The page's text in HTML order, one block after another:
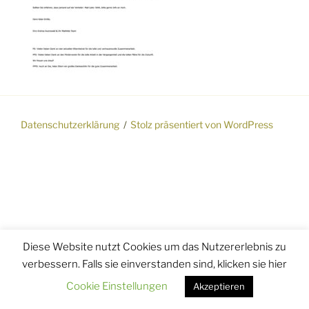
Datenschutzerklärung Stolz präsentiert von WordPress
Diese Website nutzt Cookies um das Nutzererlebnis zu
verbessern. Falls sie einverstanden sind, klicken sie hier
Cookie Einstellungen
Akzeptieren